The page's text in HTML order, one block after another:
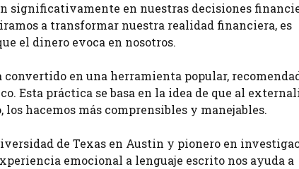
significativamente en nuestras decisiones
a transformar nuestra realidad financiera, es
el dinero evoca en nosotros.
en una herramienta popular,
Esta práctica se basa en la idea de que al
hacemos más comprensibles y manejables.
de Texas en Austin y pionero en
emocional a lenguaje escrito nos ayuda a